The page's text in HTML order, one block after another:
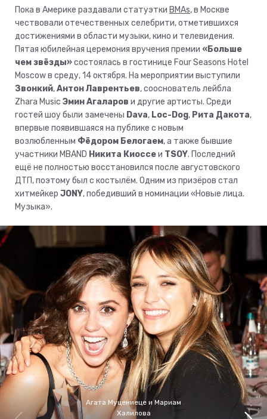
Пока в Америке раздавали статуэтки BMAs, в Москве
чествовали отечественных селебрити, отметившихся
достижениями в области музыки, кино и телевидения.
Пятая юбилейная церемония вручения премии «Больше
чем звёзды»состоялась в гостинице Four Seasons Hotel
Moscow в среду, 14 октября. На мероприятии выступили
Звонкий,Антон Лаврентьев, сооснователь лейбла
Zhara Music Эмин Агаларов и другие артисты. Среди
гостей шоу были замечены Dava, Loc-Dog, Рита Дакота,
впервые появившаяся на публике с новым
возлюбленным Фёдором Белогаем, а также бывшие
участники MBAND Никита Киоссеи TSOY. Последний
ещё не полностью восстановился после августовского
ДТП, поэтому был с костылём. Одним из призёров стал
хитмейкер JONY, победивший в номинации «Новые лица.
Музыка».
Агата Муцениеце и Мариам
Халилова